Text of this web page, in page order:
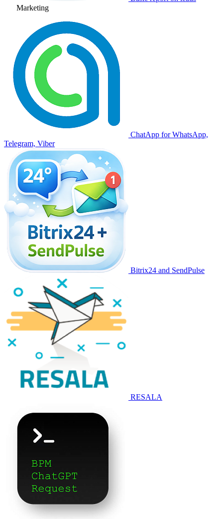
Marketing
ChatApp for WhatsApp,
Telegram, Viber
Bitrix24 and SendPulse
RESALA